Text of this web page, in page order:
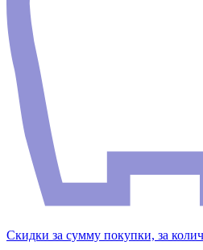
Скидки за сумму покупки, за